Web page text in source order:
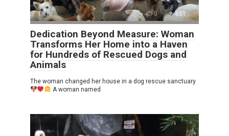
Tiere 0 651
Dedication Beyond Measure: Woman
Transforms Her Home into a Haven
for Hundreds of Rescued Dogs and
Animals
The woman changed her house in a dog rescue sanctuary
A woman named